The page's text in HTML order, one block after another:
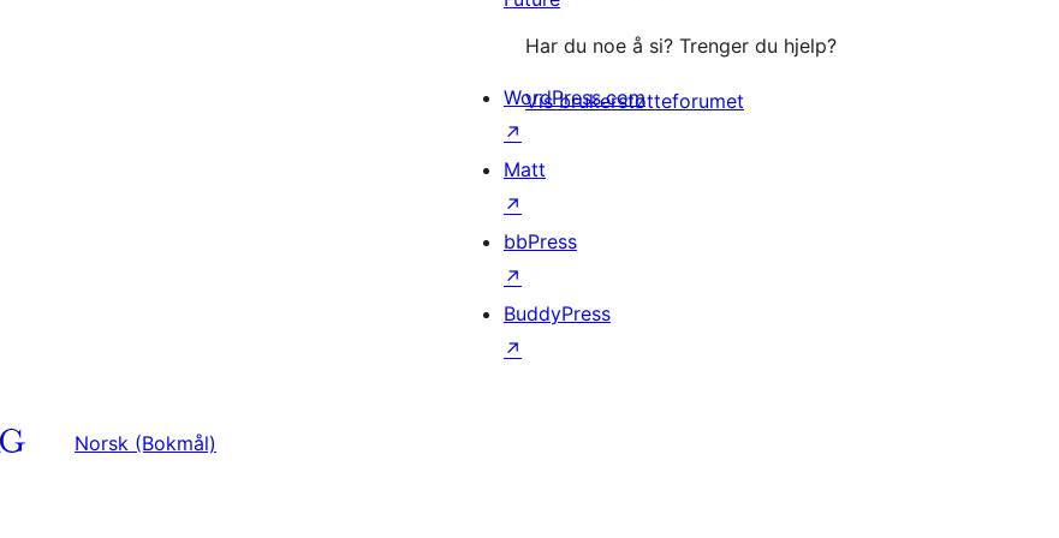
Har du noe å si? Trenger du hjelp?
Vis brukerstøtteforumet
WordPress.com
↗
Matt
↗
bbPress
↗
BuddyPress
↗
Norsk (Bokmål)